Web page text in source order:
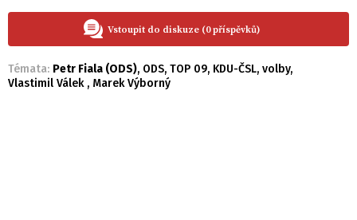
Vstoupit do diskuze (0 příspěvků)
Témata: Petr Fiala (ODS), ODS, TOP 09, KDU-ČSL, volby,
Vlastimil Válek , Marek Výborný